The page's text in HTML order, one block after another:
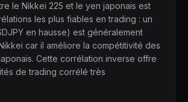
le Nikkei 225 et le yen japonais est
les plus fiables en trading : un
en hausse) est généralement
car il améliore la compétitivité des
Cette corrélation inverse offre
de trading corrélé très